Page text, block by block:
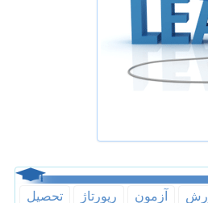
آزمون رپورتاژ تحصیل